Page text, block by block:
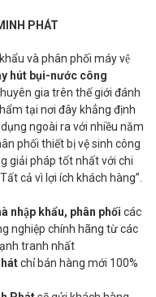
PHÁT
và phân phối máy vệ
hút bụi-nước công
gia trên thế giới đánh
tại nơi đây khẳng định
ngoài ra với nhiều năm
phối thiết bị vệ sinh công
giải pháp tốt nhất với chi
cả vì lợi ích khách hàng”.
nhập khẩu, phân phối các
nghiệp chính hãng từ các
tranh nhất
chỉ bán hàng mới 100%